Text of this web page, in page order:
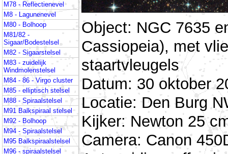
M78 - Reflectienevel
M8 - Lagunenevel
M80 - Bolhoop
M81/82 -
Sigaar/Bodestelsel
M82 - Sigaarstelsel
M83 - zuidelijk
Windmolenstelsel
M84 - 86 - Virgo cluster
M85 - elliptisch stelsel
M88 - Spiraalstelsel
M91 Balkspiraal stelsel
M92 - Bolhoop
M94 - Spiraalstelsel
M95 Balkspiraalstelsel
M96 - spiraalstelsel
Object: NGC 7635
Cassiopeia), met
staartvleugels
Datum: 30 oktober
Locatie: Den Burg
Kijker: Newton 25
Camera: Canon